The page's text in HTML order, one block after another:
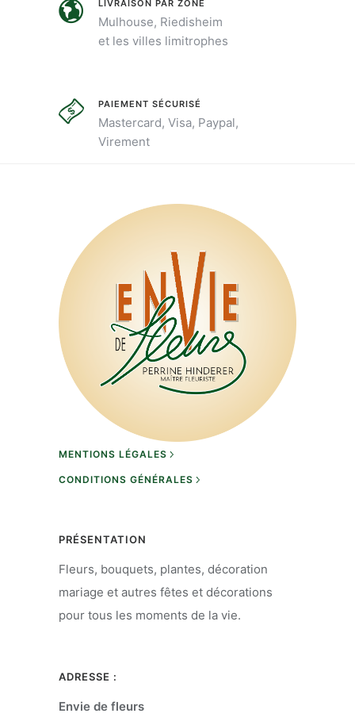
choisies
du
produit
LIVRAISON PAR ZONE
Mulhouse, Riedisheim
et les villes limitrophes
PAIEMENT SÉCURISÉ
Mastercard, Visa, Paypal,
Virement
MENTIONS LÉGALES
CONDITIONS GÉNÉRALES
PRÉSENTATION
Fleurs, bouquets, plantes, décoration
mariage et autres fêtes et décorations
pour tous les moments de la vie.
ADRESSE :
Envie de fleurs